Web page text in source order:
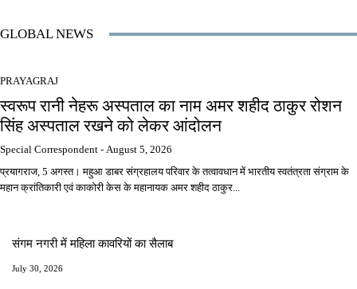
GLOBAL NEWS
PRAYAGRAJ
स्वरूप रानी नेहरू अस्पताल का नाम अमर शहीद ठाकुर रोशन
सिंह अस्पताल रखने को लेकर आंदोलन
Special Correspondent - August 5, 2026
प्रयागराज, 5 अगस्त। महुआ डाबर संग्रहालय परिवार के तत्वावधान में भारतीय स्वतंत्रता संग्राम के
महान क्रांतिकारी एवं काकोरी केस के महानायक अमर शहीद ठाकुर...
संगम नगरी में महिला कावरियों का सैलाब
July 30, 2026